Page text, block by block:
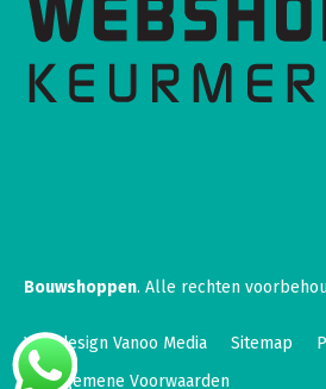
Bouwshoppen. Alle rechten
Webdesign Vanoo Media Sitemap
Algemene Voorwaarden